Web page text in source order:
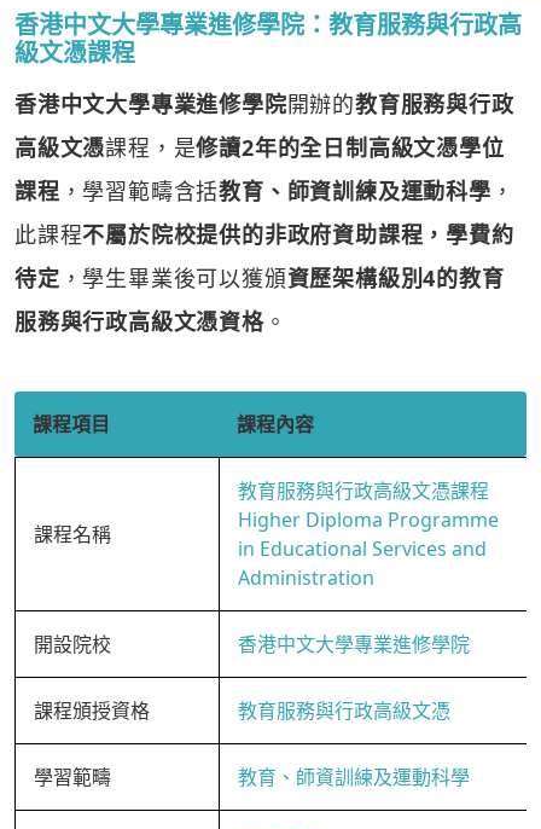
香港中文大學專業進修學院：教育服務與行政高
級文憑課程
香港中文大學專業進修學院開辦的教育服務與行政
高級文憑課程，是修讀2年的全日制高級文憑學位
課程 ，學習範疇含括教育、師資訓練及運動科學 ，
此課程不屬於院校提供的非政府資助課程，學費約
待定 ，學生畢業後可以獲頒資歷架構級別4的教育
服務與行政高級文憑資格。
課程項目 課程內容
課程名稱
教育服務與行政高級文憑課程
Higher Diploma Programme
in Educational Services and
Administration
開設院校 香港中文大學專業進修學院
課程頒授資格 教育服務與行政高級文憑
學習範疇 教育、師資訓練及運動科學